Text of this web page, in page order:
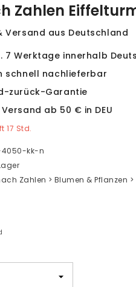
Zahlen
Versand aus Deutschland
7 Werktage innerhalb
schnell nachlieferbar
zurück-Garantie
ab 50 € in DEU
17 Std.
4050-kk-n
Zahlen > Blumen & Pflanzen >